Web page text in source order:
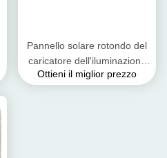
Pannello solare rotondo del
caricatore dell'iluminazione
pubblica, cellula solare alto
Ottieni il miglior prezzo